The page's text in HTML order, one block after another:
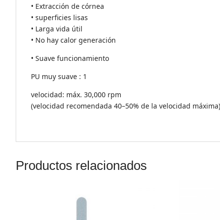
• Extracción de córnea
• superficies lisas
• Larga vida útil
• No hay calor generación
• Suave funcionamiento
PU muy suave : 1
velocidad: máx. 30,000 rpm
(velocidad recomendada 40–50% de la velocidad máxima)
Productos relacionados